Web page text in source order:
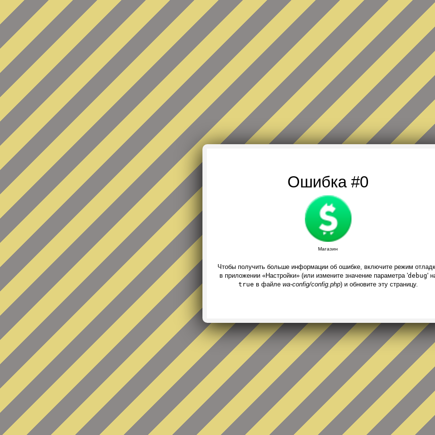
Ошибка #0
Магазин
Чтобы получить больше информации об ошибке, включите режим
в приложении «Настройки» (или измените значение параметра 'debug'
true в файле wa-config/config.php) и обновите эту страницу.